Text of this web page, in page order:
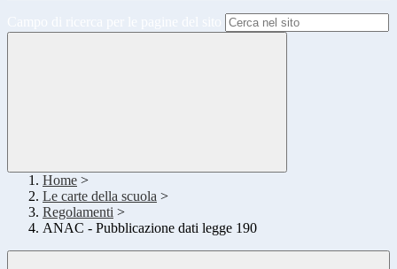
Home >
Le carte della scuola >
Regolamenti >
ANAC - Pubblicazione dati legge 190